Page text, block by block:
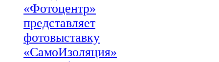
«Фотоцентр»
представляет
фотовыставку
«СамоИзоляция»